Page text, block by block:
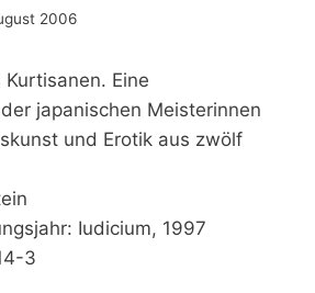
2006
Eine
japanischen Meisterinnen
und Erotik aus zwölf
Iudicium, 1997
3